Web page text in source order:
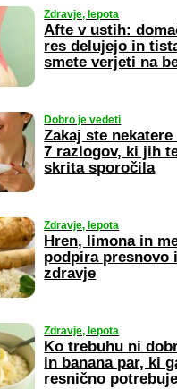
Zdravje, lepota
Afte v ustih:
res delujejo in
smete verjeti na
Dobro je vedeti
Zakaj ste
7 razlogov, ki jih
skrita sporočila
Zdravje, lepota
Hren, limona in
podpira presnovo
zdravje
Zdravje, lepota
Ko trebuhu ni
in banana par, ki
resnično potrebuje